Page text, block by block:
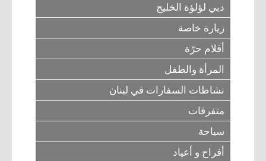
دبي لؤلؤة الخليج
زيارة خاصة
أقلام حرّة
المرأة والطفل
نشاطات السفارات في لبنان
متفرقات
سياحة
أفراح و أعياد